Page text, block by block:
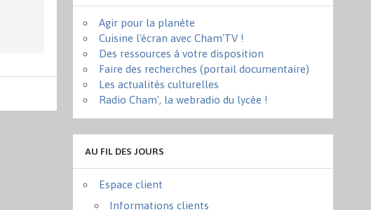
Agir pour la planète
Cuisine l'écran avec Cham'TV !
Des ressources à votre disposition
Faire des recherches (portail documentaire)
Les actualités culturelles
Radio Cham', la webradio du lycée !
AU FIL DES JOURS
Espace client
Informations clients